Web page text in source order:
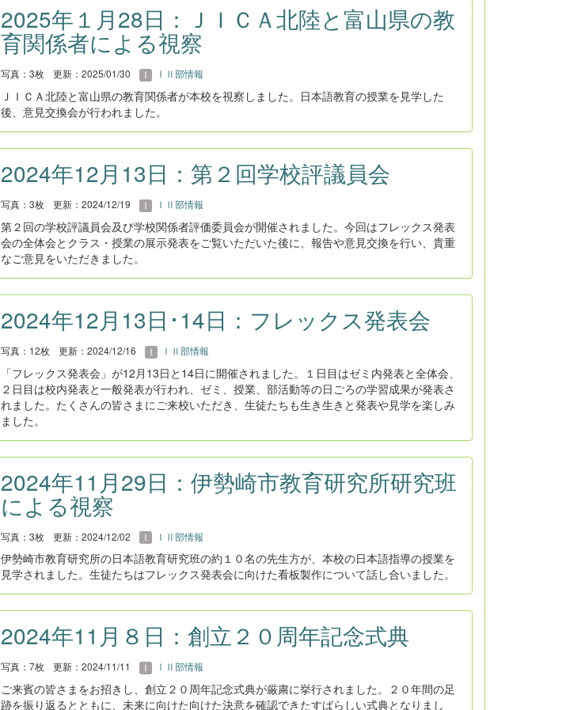
2025年１月28日：ＪＩＣＡ北陸と富山県の教
育関係者による視察
写真：3枚 更新：2025/01/30 ⅠⅡ部情報
ＪＩＣＡ北陸と富山県の教育関係者が本校を視察しました。日本語教育の授業を見学した
後、意見交換会が行われました。
2024年12月13日：第２回学校評議員会
写真：3枚 更新：2024/12/19 ⅠⅡ部情報
第２回の学校評議員会及び学校関係者評価委員会が開催されました。今回はフレックス発表
会の全体会とクラス・授業の展示発表をご覧いただいた後に、報告や意見交換を行い、貴重
なご意見をいただきました。
2024年12月13日･14日：フレックス発表会
写真：12枚 更新：2024/12/16 ⅠⅡ部情報
「フレックス発表会」が12月13日と14日に開催されました。１日目はゼミ内発表と全体会、
２日目は校内発表と一般発表が行われ、ゼミ、授業、部活動等の日ごろの学習成果が発表さ
れました。たくさんの皆さまにご来校いただき、生徒たちも生き生きと発表や見学を楽しみ
ました。
2024年11月29日：伊勢崎市教育研究所研究班
による視察
写真：3枚 更新：2024/12/02 ⅠⅡ部情報
伊勢崎市教育研究所の日本語教育研究班の約１０名の先生方が、本校の日本語指導の授業を
見学されました。生徒たちはフレックス発表会に向けた看板製作について話し合いました。
2024年11月８日：創立２０周年記念式典
写真：7枚 更新：2024/11/11 ⅠⅡ部情報
ご来賓の皆さまをお招きし、創立２０周年記念式典が厳粛に挙行されました。２０年間の足
跡を振り返るとともに、未来に向けた向けた決意を確認できたすばらしい式典となりまし